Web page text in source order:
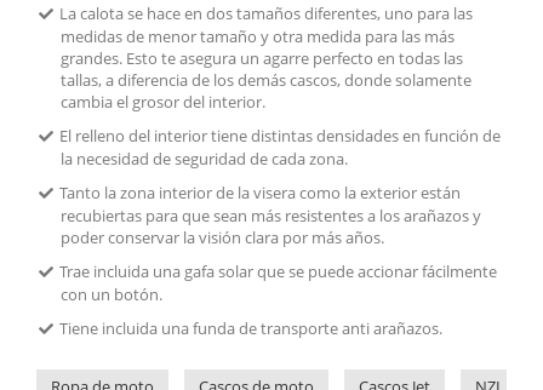
La calota se hace en dos tamaños diferentes, uno para las
medidas de menor tamaño y otra medida para las más
grandes. Esto te asegura un agarre perfecto en todas las
tallas, a diferencia de los demás cascos, donde solamente
cambia el grosor del interior.
El relleno del interior tiene distintas densidades en función de
la necesidad de seguridad de cada zona.
Tanto la zona interior de la visera como la exterior están
recubiertas para que sean más resistentes a los arañazos y
poder conservar la visión clara por más años.
Trae incluida una gafa solar que se puede accionar fácilmente
con un botón.
Tiene incluida una funda de transporte anti arañazos.